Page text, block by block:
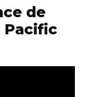
de
Pacific